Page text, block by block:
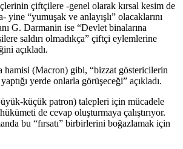
çiftçilere -genel olarak kırsal kesim de
yine “yumuşak ve anlayışlı” olacaklarını
G. Darmanin ise “Devlet binalarına
saldırı olmadıkça” çiftçi eylemlerine
açıkladı.
hamisi (Macron) gibi, “bizzat göstericilerin
yaptığı yerde onlarla görüşeceği” açıkladı.
küçük patron) talepleri için mücadele
de cevap oluşturmaya çalıştırıyor.
bu “fırsatı” birbirlerini boğazlamak için